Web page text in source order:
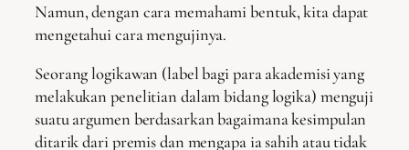
Namun, dengan cara memahami bentuk, kita dapat
mengetahui cara mengujinya.
Seorang logikawan (label bagi para akademisi yang
melakukan penelitian dalam bidang logika) menguji
suatu argumen berdasarkan bagaimana kesimpulan
ditarik dari premis dan mengapa ia sahih atau tidak